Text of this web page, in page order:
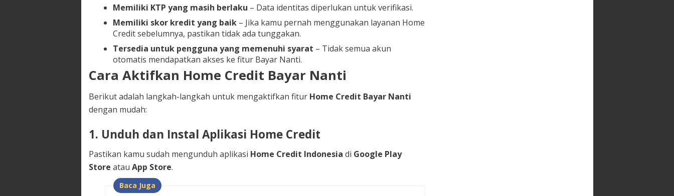
Memiliki KTP yang masih berlaku – Data identitas diperlukan untuk verifikasi.
Memiliki skor kredit yang baik– Jika kamu pernah menggunakan layanan Home
Credit sebelumnya, pastikan tidak ada tunggakan.
Tersedia untuk pengguna yang memenuhi syarat – Tidak semua akun
otomatis mendapatkan akses ke fitur Bayar Nanti.
Cara Aktifkan Home Credit Bayar Nanti
Berikut adalah langkah-langkah untuk mengaktifkan fitur Home Credit Bayar Nanti
dengan mudah:
1. Unduh dan Instal Aplikasi Home Credit
Pastikan kamu sudah mengunduh aplikasi Home Credit Indonesia di Google Play
Store atau App Store.
Baca Juga